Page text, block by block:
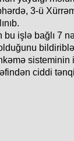
3-ü
işlə bağlı 7
ciddi